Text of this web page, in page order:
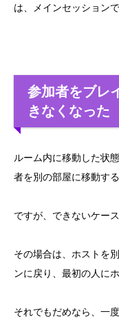
は、メインセッション
参加者をブレ
きなくなった
ルーム内に移動した状
者を別の部屋に移動す
ですが、できないケー
その場合は、ホストを
ンに戻り、最初の人に
それでもだめなら、一